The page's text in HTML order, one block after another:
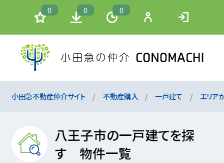
0 0 0
小田急不動産仲介サイト 不動産購入 一戸建て エリア
八王子市の一戸建てを探
す 物件一覧